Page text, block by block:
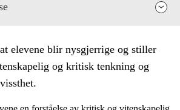
elevene blir nysgjerrige og stiller
og kritisk tenkning og